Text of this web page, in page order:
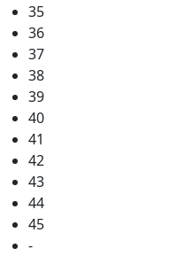
35
36
37
38
39
40
41
42
43
44
45
-